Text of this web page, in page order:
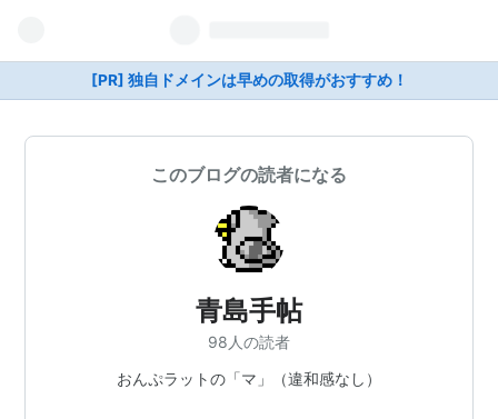
[PR] 独自ドメインは早めの取得がおすすめ！
このブログの読者になる
青島手帖
98人の読者
おんぷラットの「マ」（違和感なし）